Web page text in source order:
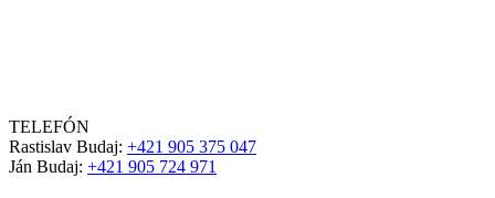
TELEFÓN
Rastislav Budaj: +421 905 375 047
Ján Budaj: +421 905 724 971